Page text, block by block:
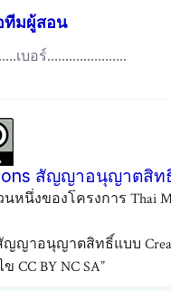
ทีมผู้สอน
เบอร์......................
สัญญาอนุญาตสิท
หนึ่งของโครงการ Thai
ญญาอนุญาตสิทธิ์แบบ
CC BY NC SA”